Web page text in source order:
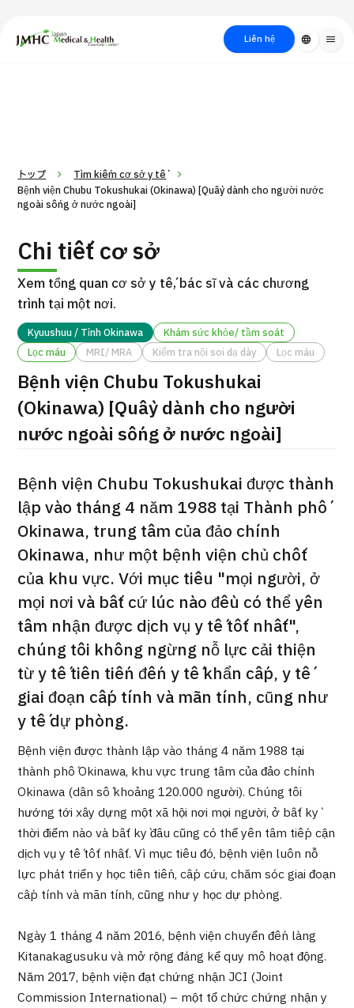
Trung tâm Du lịch Y tế & Sức khỏe Nhật Bản (JMHC)
Liên hệ language menu
TOP
Giới thiệu
Bệnh nhân QT
Về Japan Medical
Quy trình khám chữa bệnh
Chương trình
Tìm theo bộ phận / bệnh
Tìm theo xét nghiệm / phương pháp /
cách điều trị
Tìm kiếm y học thẩm mỹ
Nội dung nổi bật
Tin tức
Công ty vận hành
Chính sách bảo vệ dữ liệu cá nhân
Gói dịch vụ ý kiến y tế thứ hai cho bệnh nhân quốc tế（Bệnh
viện Đa khoa Shonan Kamakura）
治療 治療
2026.01.12
トップ
Tìm kiếm cơ sở y tế
Bệnh viện Chubu Tokushukai (Okinawa) [Quầy dành cho người nước
ngoài sống ở nước ngoài]
Chi tiết cơ sở
Xem tổng quan cơ sở y tế, bác sĩ và các chương
trình tại một nơi.
Kyuushuu / Tỉnh Okinawa
Khám sức khỏe/ tầm soát
Lọc máu
MRI/ MRA Kiểm tra nội soi dạ dày Lọc máu
Bệnh viện Chubu Tokushukai
(Okinawa) [Quầy dành cho người
nước ngoài sống ở nước ngoài]
Bệnh viện Chubu Tokushukai được thành
lập vào tháng 4 năm 1988 tại Thành phố
Okinawa, trung tâm của đảo chính
Okinawa, như một bệnh viện chủ chốt
của khu vực. Với mục tiêu "mọi người, ở
mọi nơi và bất cứ lúc nào đều có thể yên
tâm nhận được dịch vụ y tế tốt nhất",
chúng tôi không ngừng nỗ lực cải thiện
từ y tế tiên tiến đến y tế khẩn cấp, y tế
giai đoạn cấp tính và mãn tính, cũng như
y tế dự phòng.
Bệnh viện được thành lập vào tháng 4 năm 1988 tại
thành phố Okinawa, khu vực trung tâm của đảo chính
Okinawa (dân số khoảng 120.000 người). Chúng tôi
hướng tới xây dựng một xã hội nơi mọi người, ở bất kỳ
thời điểm nào và bất kỳ đâu cũng có thể yên tâm tiếp cận
dịch vụ y tế tốt nhất. Vì mục tiêu đó, bệnh viện luôn nỗ
lực phát triển y học tiên tiến, cấp cứu, chăm sóc giai đoạn
cấp tính và mãn tính, cũng như y học dự phòng.
Ngày 1 tháng 4 năm 2016, bệnh viện chuyển đến làng
Kitanakagusuku và mở rộng đáng kể quy mô hoạt động.
Năm 2017, bệnh viện đạt chứng nhận JCI (Joint
Commission International) – một tổ chức chứng nhận y